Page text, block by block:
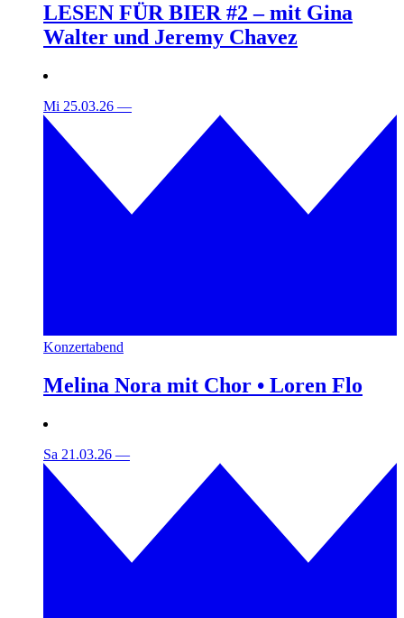
LESEN FÜR BIER #2 – mit Gina
Walter und Jeremy Chavez
Mi 25.03.26 —
Konzertabend
Melina Nora mit Chor • Loren Flo
Sa 21.03.26 —